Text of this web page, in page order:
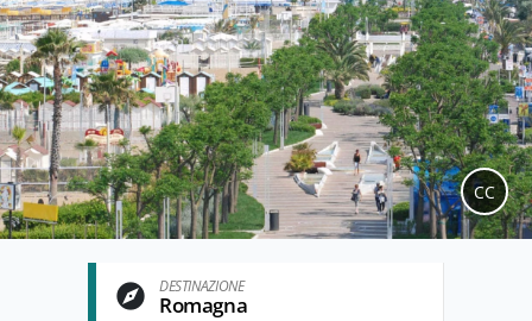
CC
DESTINAZIONE
Romagna